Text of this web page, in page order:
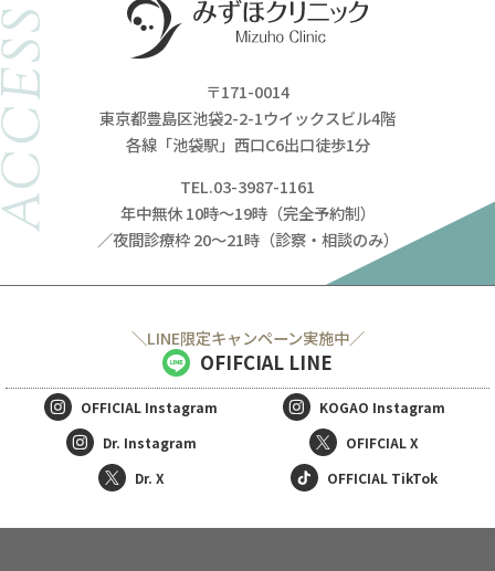
〒171-0014
東京都豊島区池袋2-2-1ウイックスビル4階
各線「池袋駅」西口C6出口徒歩1分
TEL.03-3987-1161
年中無休 10時～19時（完全予約制）
／夜間診療枠 20～21時（診察・相談のみ）
＼LINE限定キャンペーン実施中／
OFIFCIAL LINE
OFFICIAL Instagram KOGAO Instagram
Dr. Instagram
OFIFCIAL X
Dr. X
OFFICIAL TikTok